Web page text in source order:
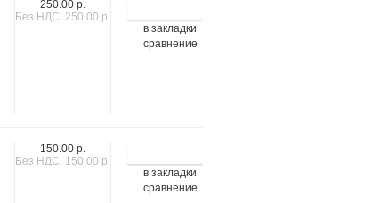
в закладки
сравнение
250.00 р.
Без НДС: 250.00 р.
в закладки
сравнение
150.00 р.
Без НДС: 150.00 р.